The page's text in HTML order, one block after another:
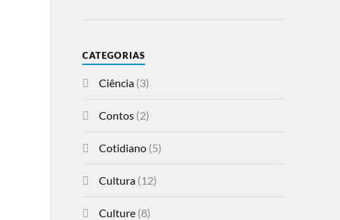
CATEGORIAS
Ciência(3)
Contos(2)
Cotidiano(5)
Cultura(12)
Culture(8)